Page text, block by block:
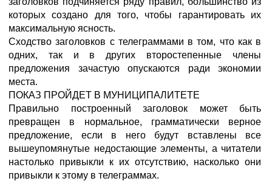
которых создано для того, чтобы гарантировать их
максимальную ясность.
Сходство заголовков с телеграммами в том, что как в
одних, так и в других второстепенные члены
предложения зачастую опускаются ради экономии
места.
ПОКАЗ ПРОЙДЕТ В МУНИЦИПАЛИТЕТЕ
Правильно построенный заголовок может быть
превращен в нормальное, грамматически верное
предложение, если в него будут вставлены все
вышеупомянутые недостающие элементы, а читатели
настолько привыкли к их отсутствию, насколько они
привыкли к этому в телеграммах.